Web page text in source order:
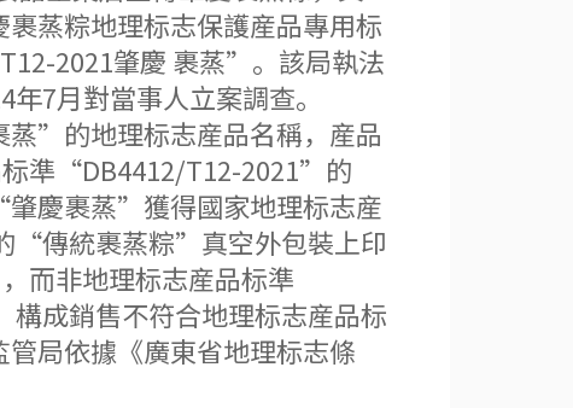
蒸粽地理标志保護産品專用标
2021肇慶 裹蒸”。該局執法
7月對當事人立案調查。
”的地理标志産品名稱，産品
标準“DB4412/T12-2021”的
慶裹蒸”獲得國家地理标志産
“傳統裹蒸粽”真空外包裝上印
而非地理标志産品标準
成銷售不符合地理标志産品标
局依據《廣東省地理标志條